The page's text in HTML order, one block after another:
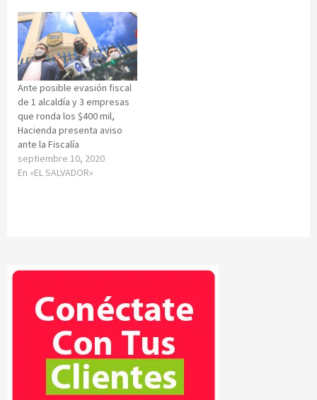
Ante posible evasión fiscal
de 1 alcaldía y 3 empresas
que ronda los $400 mil,
Hacienda presenta aviso
ante la Fiscalía
septiembre 10, 2020
En «EL SALVADOR»